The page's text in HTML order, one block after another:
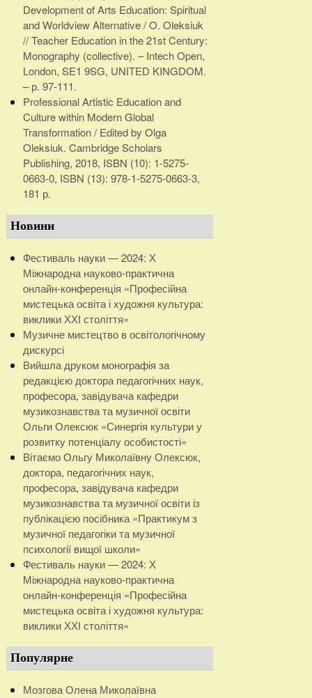
Development of Arts Education: Spiritual
and Worldview Alternative / O. Oleksiuk
// Teacher Education in the 21st Century:
Monography (collective). – Intech Open,
London, SE1 9SG, UNITED KINGDOM.
– р. 97-111.
Professional Artistic Education and
Culture within Modern Global
Transformation / Edited by Olga
Oleksiuk. Cambridge Scholars
Publishing, 2018, ISBN (10): 1-5275-
0663-0, ISBN (13): 978-1-5275-0663-3,
181 р.
Новини
Фестиваль науки — 2024: Х
Міжнародна науково-практична
онлайн-конференція «Професійна
мистецька освіта і художня культура:
виклики ХХІ століття»
Музичне мистецтво в освітологічному
дискурсі
Вийшла друком монографія за
редакцією доктора педагогічних наук,
професора, завідувача кафедри
музикознавства та музичної освіти
Ольги Олексюк «Синергія культури у
розвитку потенціалу особистості»
Вітаємо Ольгу Миколаївну Олексюк,
доктора, педагогічних наук,
професора, завідувача кафедри
музикознавства та музичної освіти із
публікацією посібника «Практикум з
музичної педагогіки та музичної
психології вищої школи»
Фестиваль науки — 2024: Х
Міжнародна науково-практична
онлайн-конференція «Професійна
мистецька освіта і художня культура:
виклики ХХІ століття»
Популярне
Мозгова Олена Миколаївна